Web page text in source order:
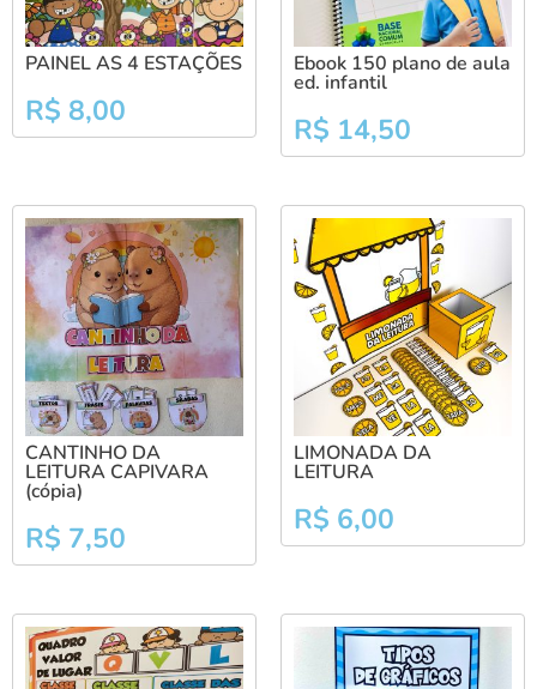
PAINEL AS 4 ESTAÇÕES
R$ 8,00
Ebook 150 plano de aula
ed. infantil
R$ 14,50
CANTINHO DA
LEITURA CAPIVARA
(cópia)
R$ 7,50
LIMONADA DA
LEITURA
R$ 6,00